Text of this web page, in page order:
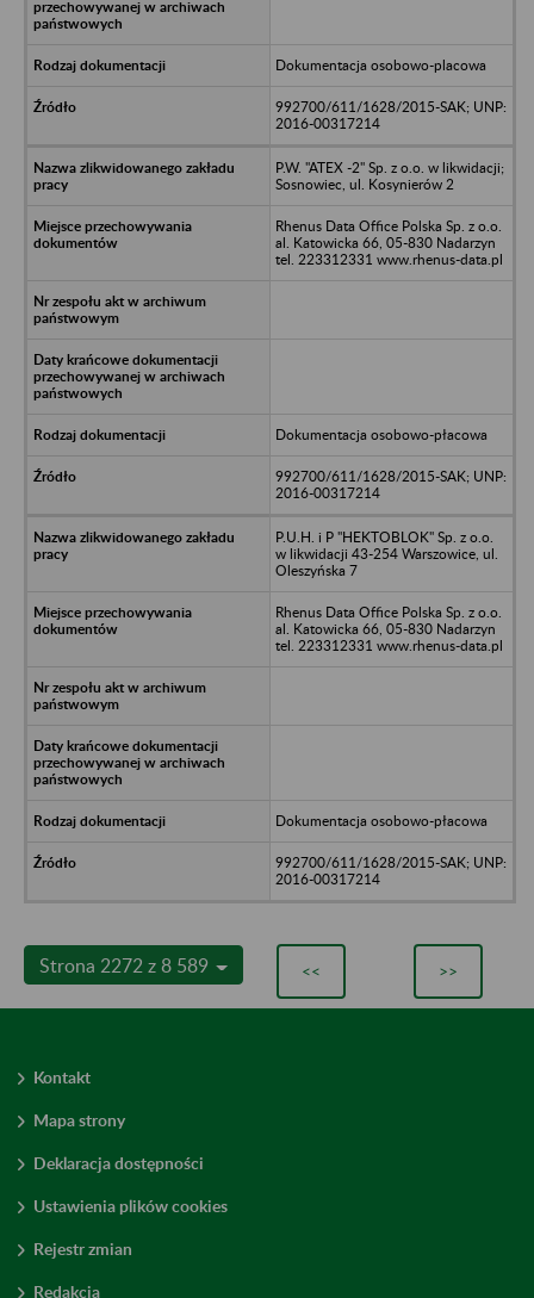
Dokumentacja osobowo-placowa
992700/611/1628/2015-SAK; UNP:
2016-00317214
P.W. "ATEX -2" Sp. z o.o. w likwidacji;
Sosnowiec, ul. Kosynierów 2
Rhenus Data Office Polska Sp. z o.o.
al. Katowicka 66, 05-830 Nadarzyn
tel. 223312331 www.rhenus-data.pl
Dokumentacja osobowo-płacowa
992700/611/1628/2015-SAK; UNP:
2016-00317214
P.U.H. i P "HEKTOBLOK" Sp. z o.o.
w likwidacji 43-254 Warszowice, ul.
Oleszyńska 7
Rhenus Data Office Polska Sp. z o.o.
al. Katowicka 66, 05-830 Nadarzyn
tel. 223312331 www.rhenus-data.pl
Dokumentacja osobowo-płacowa
992700/611/1628/2015-SAK; UNP:
2016-00317214
Strona 2272 z 8 589 << >>
Kontakt
Mapa strony
Deklaracja dostępności
Ustawienia plików cookies
Rejestr zmian
Redakcja